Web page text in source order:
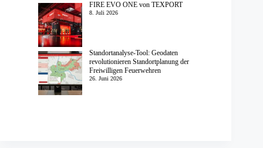
FIRE EVO ONE von TEXPORT
8. Juli 2026
Standortanalyse-Tool: Geodaten
revolutionieren Standortplanung der
Freiwilligen Feuerwehren
26. Juni 2026